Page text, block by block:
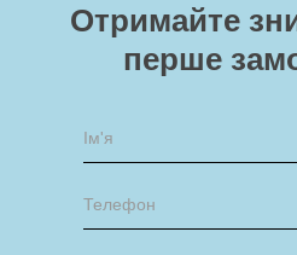
Отримайте
перше